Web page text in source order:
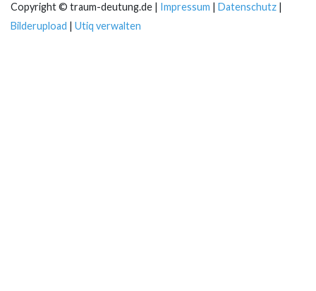
Copyright © traum-deutung.de | Impressum | Datenschutz |
Bilderupload | Utiq verwalten